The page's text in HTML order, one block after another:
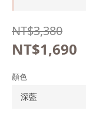
NT$3,380
NT$1,690
顏色